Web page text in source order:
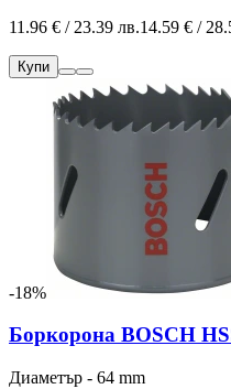
11.96 € / 23.39 лв.14.59 € /
Купи
-18%
Боркорона BOSCH
Диаметър - 64 mm